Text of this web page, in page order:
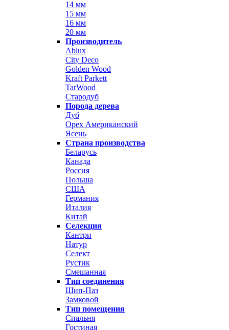
14 мм
15 мм
16 мм
20 мм
Производитель
Ablux
City Deco
Golden Wood
Kraft Parkett
TarWood
Стародуб
Порода дерева
Дуб
Орех Американский
Ясень
Страна производства
Беларусь
Канада
Россия
Польша
США
Германия
Италия
Китай
Селекция
Кантри
Натур
Селект
Рустик
Смешанная
Тип соединения
Шип-Паз
Замковой
Тип помещения
Спальня
Гостиная